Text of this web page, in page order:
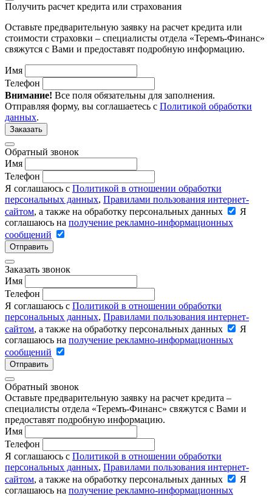
Получить расчет кредита или страхования
Оставьте предварительную заявку на расчет кредита или
стоимости страховки – специалисты отдела «Теремъ-Финанс»
свяжутся с Вами и предоставят подробную информацию.
Имя
Телефон
Внимание! Все поля обязательны для заполнения.
Отправляя форму, вы соглашаетесь с Политикой обработки
данных.
Заказать
Обратный звонок
Имя
Телефон
Я соглашаюсь с Политикой в отношении обработки
персональных данных, Правилами пользования интернет-
сайтом, а также на обработку персональных данных
Я
соглашаюсь на получение рекламно-информационных
сообщений
Отправить
Заказать звонок
Имя
Телефон
Я соглашаюсь с Политикой в отношении обработки
персональных данных, Правилами пользования интернет-
сайтом, а также на обработку персональных данных
Я
соглашаюсь на получение рекламно-информационных
сообщений
Отправить
Обратный звонок
Оставьте предварительную заявку на расчет кредита –
специалисты отдела «Теремъ-Финанс» свяжутся с Вами и
предоставят подробную информацию.
Имя
Телефон
Я соглашаюсь с Политикой в отношении обработки
персональных данных, Правилами пользования интернет-
сайтом, а также на обработку персональных данных
Я
соглашаюсь на получение рекламно-информационных